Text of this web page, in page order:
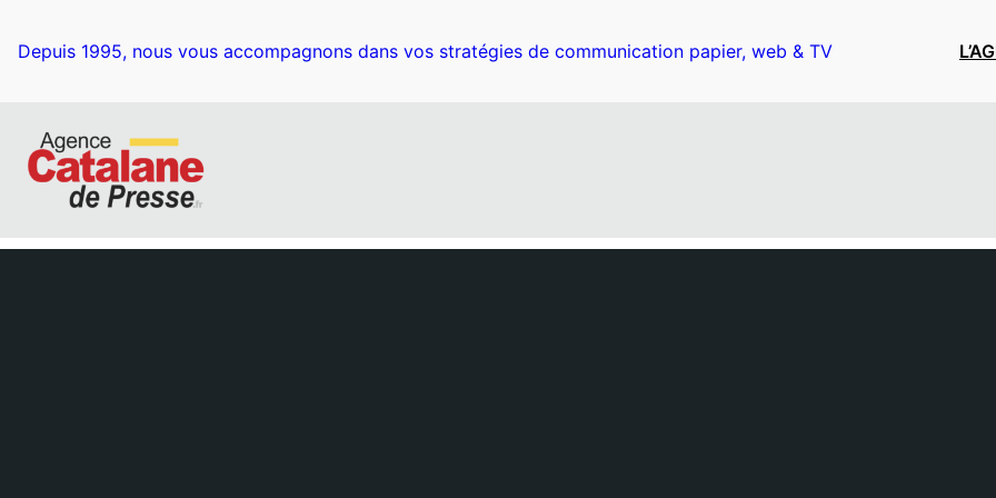
Depuis 1995, nous vous accompagnons dans vos stratégies de communication papier, web & TV